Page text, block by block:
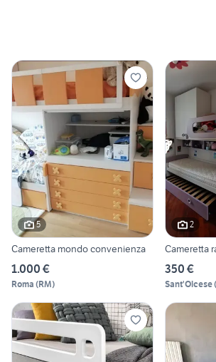
5
Cameretta mondo convenienza
1.000 €
Roma (RM)
2
Cameretta
350 €
Sant'Olcese(